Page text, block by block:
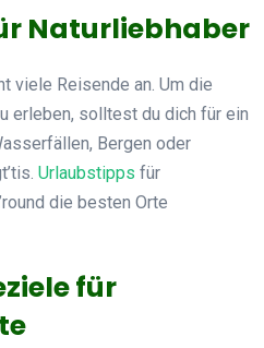
Naturliebhaber
viele Reisende an. Um die
erleben, solltest du dich für ein
Bergen oder
Urlaubstipps für
die besten Orte
für